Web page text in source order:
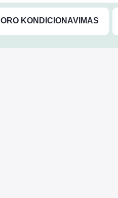
ORO KONDICIONAVIMAS